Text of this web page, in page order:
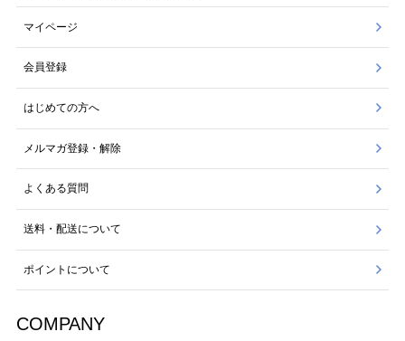
マイページ
会員登録
はじめての方へ
メルマガ登録・解除
よくある質問
送料・配送について
ポイントについて
COMPANY